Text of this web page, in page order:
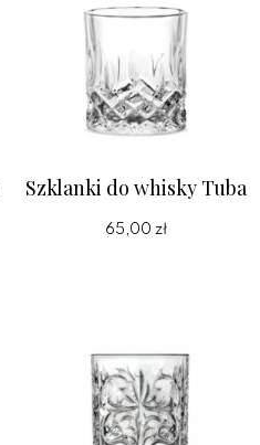
Szklanki do whisky Tuba
65,00 zł